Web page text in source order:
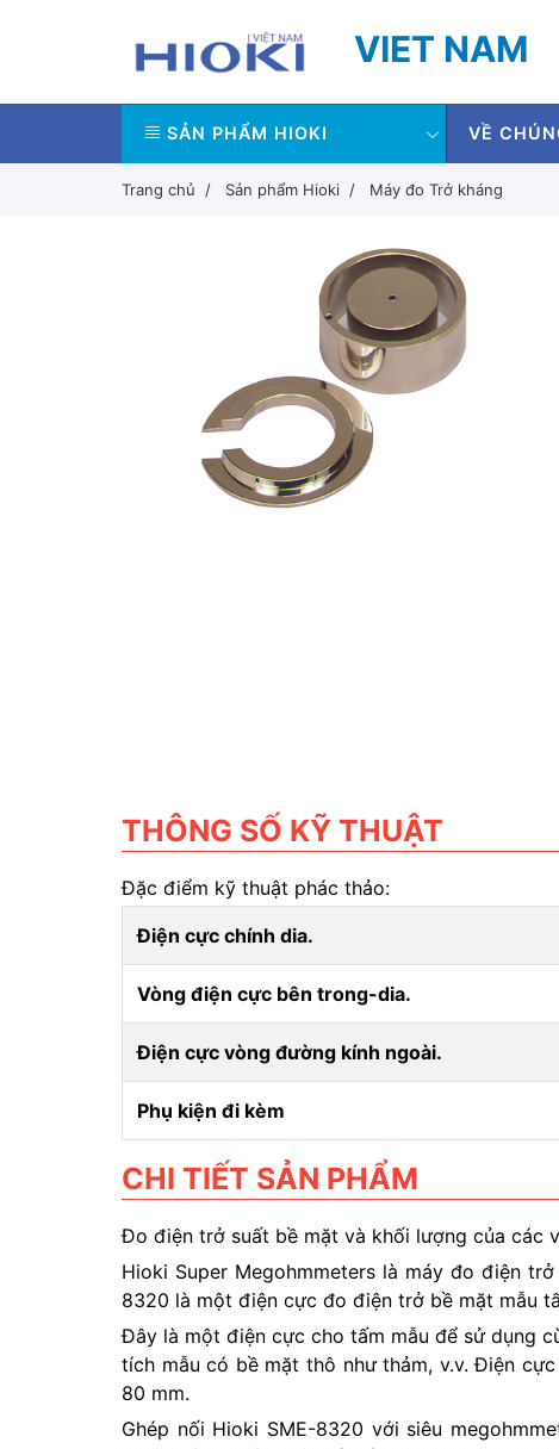
VIET NAM
SẢN PHẨM HIOKI VỀ
Trang chủ Sản phẩm Hioki Máy đo Trở kháng
THÔNG SỐ KỸ THUẬT
Đặc điểm kỹ thuật phác thảo:
Điện cực chính dia.
Vòng điện cực bên trong-dia.
Điện cực vòng đường kính ngoài.
Phụ kiện đi kèm
CHI TIẾT SẢN PHẨM
Đo điện trở suất bề mặt và khối lượng của các
Hioki Super Megohmmeters là máy đo điện
8320 là một điện cực đo điện trở bề mặt mẫu
Đây là một điện cực cho tấm mẫu để sử dụng
tích mẫu có bề mặt thô như thảm, v.v. Điện
80 mm.
Ghép nối Hioki SME-8320 với siêu